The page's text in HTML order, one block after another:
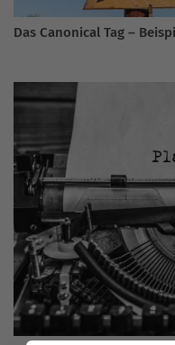
Das Canonical Tag –